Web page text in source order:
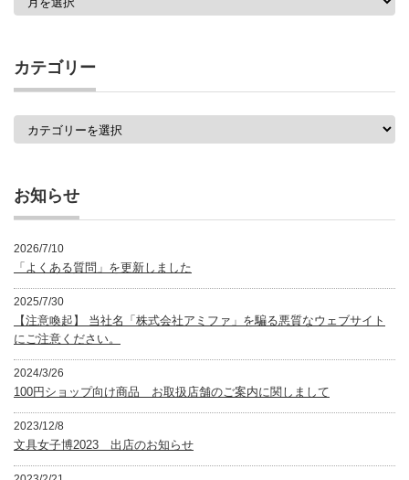
一
覧
カテゴリー
お知らせ
2026/7/10
「よくある質問」を更新しました
2025/7/30
【注意喚起】 当社名「株式会社アミファ」を騙る悪質なウェブサイト
にご注意ください。
2024/3/26
100円ショップ向け商品 お取扱店舗のご案内に関しまして
2023/12/8
文具女子博2023 出店のお知らせ